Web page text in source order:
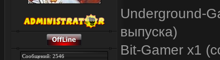
Сообщений: 2546
Underground-
выпуска)
Bit-Gamer x1